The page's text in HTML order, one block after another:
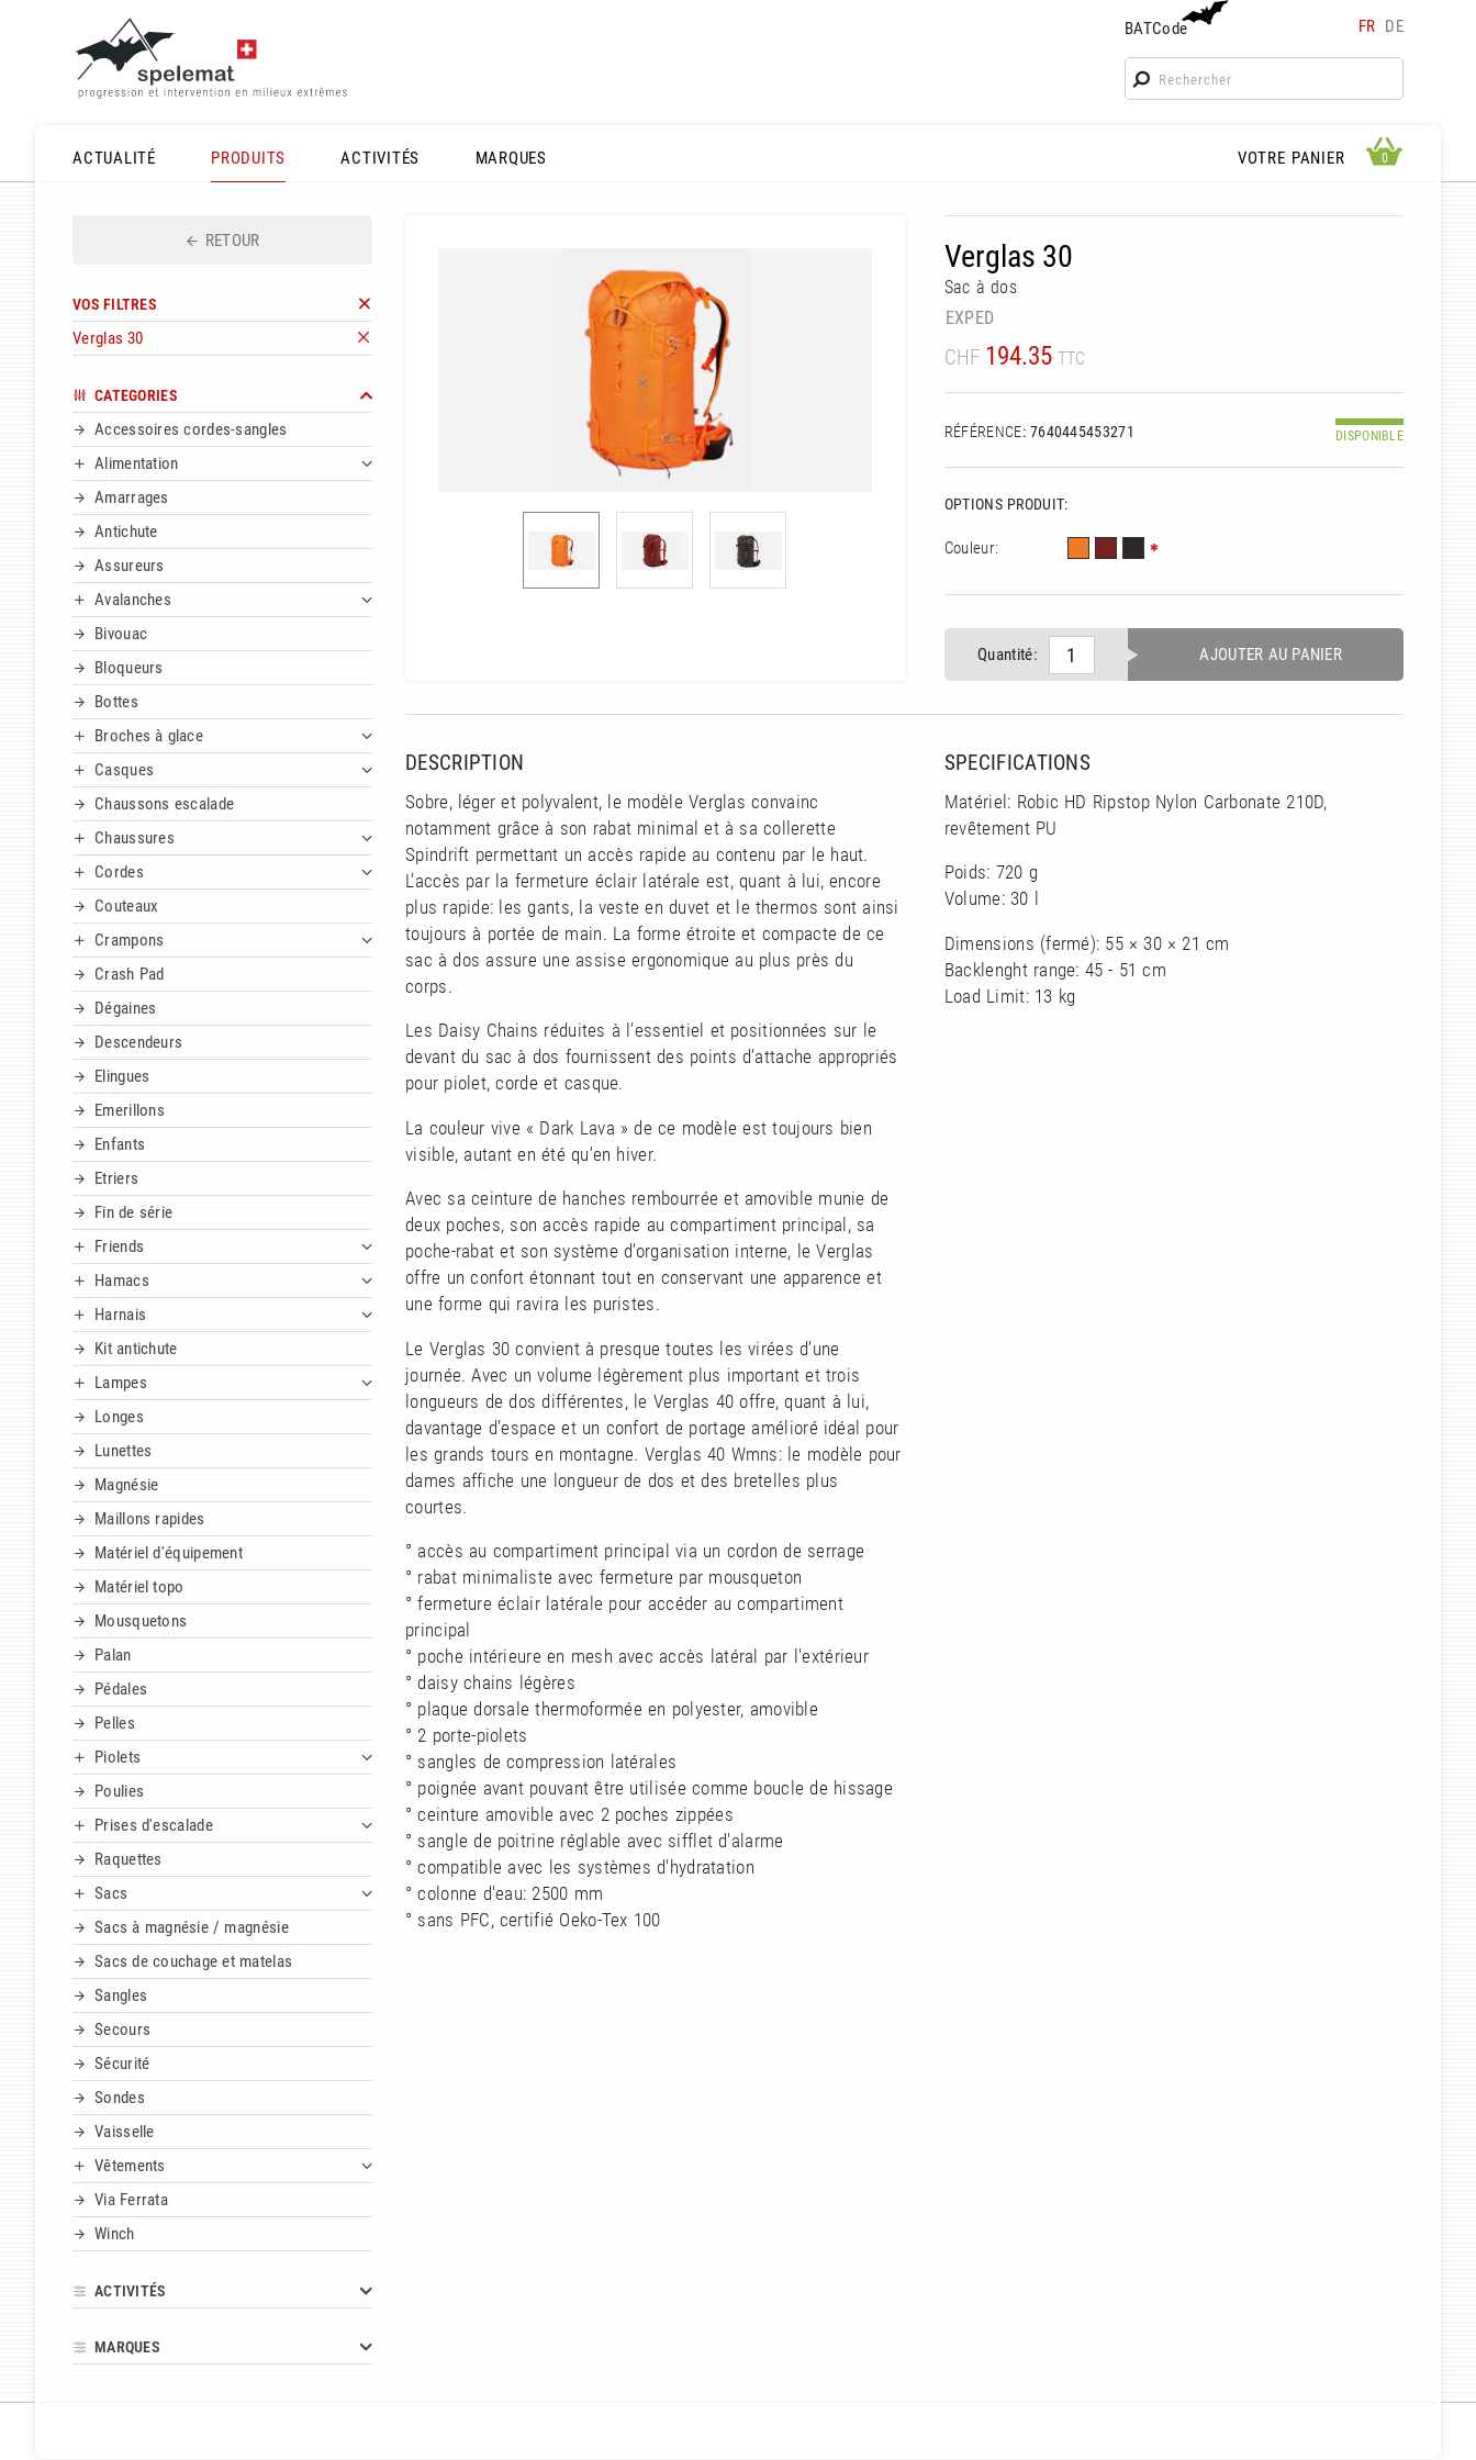
BATCode FR DE
BATCode
Rentrez votre BATCode et validez
ACTUALITÉ
PRODUITS ACTIVITÉS MARQUES VOTRE PANIER 0 0
RETOUR
VOS FILTRES
Verglas 30
CATEGORIES
Accessoires cordes-sangles
Alimentation
Amarrages
Antichute
Assureurs
Avalanches
Bivouac
Bloqueurs
Bottes
Broches à glace
Casques
Chaussons escalade
Chaussures
Cordes
Couteaux
Crampons
Crash Pad
Dégaines
Descendeurs
Elingues
Emerillons
Enfants
Etriers
Fin de série
Friends
Hamacs
Harnais
Kit antichute
Lampes
Longes
Lunettes
Magnésie
Maillons rapides
Matériel d'équipement
Matériel topo
Mousquetons
Palan
Pédales
Pelles
Piolets
Poulies
Prises d'escalade
Raquettes
Sacs
Sacs à magnésie / magnésie
Sacs de couchage et matelas
Sangles
Secours
Sécurité
Sondes
Vaisselle
Vêtements
Via Ferrata
Winch
ACTIVITÉS
MARQUES
Verglas 30
Sac à dos
EXPED
CHF 194.35 TTC
RÉFÉRENCE: 7640445453271 DISPONIBLE
OPTIONS PRODUIT:
Couleur:
Quantité: AJOUTER AU PANIER
DESCRIPTION
Sobre, léger et polyvalent, le modèle Verglas convainc
notamment grâce à son rabat minimal et à sa collerette
Spindrift permettant un accès rapide au contenu par le haut.
L’accès par la fermeture éclair latérale est, quant à lui, encore
plus rapide: les gants, la veste en duvet et le thermos sont ainsi
toujours à portée de main. La forme étroite et compacte de ce
sac à dos assure une assise ergonomique au plus près du
corps.
Les Daisy Chains réduites à l’essentiel et positionnées sur le
devant du sac à dos fournissent des points d’attache appropriés
pour piolet, corde et casque.
La couleur vive « Dark Lava » de ce modèle est toujours bien
visible, autant en été qu’en hiver.
Avec sa ceinture de hanches rembourrée et amovible munie de
deux poches, son accès rapide au compartiment principal, sa
poche-rabat et son système d’organisation interne, le Verglas
offre un confort étonnant tout en conservant une apparence et
une forme qui ravira les puristes.
Le Verglas 30 convient à presque toutes les virées d’une
journée. Avec un volume légèrement plus important et trois
longueurs de dos différentes, le Verglas 40 offre, quant à lui,
davantage d’espace et un confort de portage amélioré idéal pour
les grands tours en montagne. Verglas 40 Wmns: le modèle pour
dames affiche une longueur de dos et des bretelles plus
courtes.
° accès au compartiment principal via un cordon de serrage
° rabat minimaliste avec fermeture par mousqueton
° fermeture éclair latérale pour accéder au compartiment
principal
° poche intérieure en mesh avec accès latéral par l'extérieur
° daisy chains légères
° plaque dorsale thermoformée en polyester, amovible
° 2 porte-piolets
° sangles de compression latérales
° poignée avant pouvant être utilisée comme boucle de hissage
° ceinture amovible avec 2 poches zippées
° sangle de poitrine réglable avec sifflet d'alarme
° compatible avec les systèmes d'hydratation
° colonne d'eau: 2500 mm
° sans PFC, certifié Oeko-Tex 100
SPECIFICATIONS
Matériel: Robic HD Ripstop Nylon Carbonate 210D,
revêtement PU
Poids: 720 g
Volume: 30 l
Dimensions (fermé): 55 × 30 × 21 cm
Backlenght range: 45 - 51 cm
Load Limit: 13 kg